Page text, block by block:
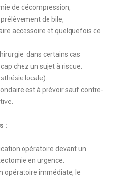
de décompression,
de bile,
accessoire et quelquefois de
dans certains cas
chez un sujet à risque.
locale).
est à prévoir sauf contre-
:
opératoire devant un
en urgence.
opératoire immédiate, le